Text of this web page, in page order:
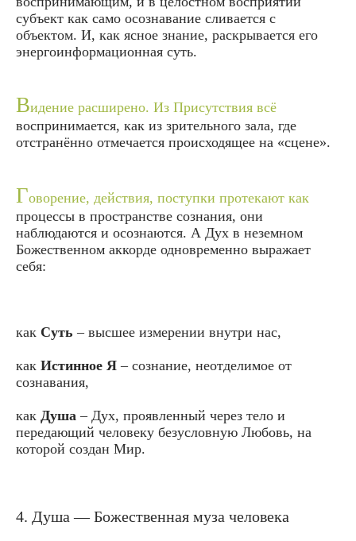
субъект как само осознавание сливается с
объектом. И, как ясное знание, раскрывается его
энергоинформационная суть.
Видение расширено. Из Присутствия всё
воспринимается, как из зрительного зала, где
отстранённо отмечается происходящее на «сцене».
Говорение, действия, поступки протекают как
процессы в пространстве сознания, они
наблюдаются и осознаются. А Дух в неземном
Божественном аккорде одновременно выражает
себя:
как Суть – высшее измерении внутри нас,
как Истинное Я – сознание, неотделимое от
сознавания,
как Душа – Дух, проявленный через тело и
передающий человеку безусловную Любовь, на
которой создан Мир.
4. Душа — Божественная муза человека